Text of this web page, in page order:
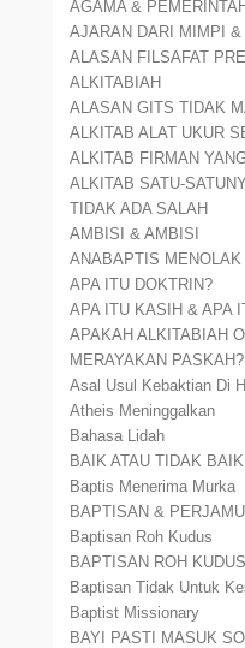
AGAMA & PEMERINTAH
AJARAN DARI MIMPI
ALASAN FILSAFAT
ALKITABIAH
ALASAN GITS TIDAK
ALKITAB ALAT UKUR
ALKITAB FIRMAN
ALKITAB SATU-
TIDAK ADA SALAH
AMBISI & AMBISI
ANABAPTIS
APA ITU DOKTRIN?
APA ITU KASIH & APA
APAKAH ALKITABIAH
MERAYAKAN PASKAH?
Asal Usul Kebaktian Di
Atheis Meninggalkan
Bahasa Lidah
BAIK ATAU TIDAK
Baptis Menerima Murka
BAPTISAN &
Baptisan Roh Kudus
BAPTISAN ROH
Baptisan Tidak Untuk
Baptist Missionary
BAYI PASTI MASUK